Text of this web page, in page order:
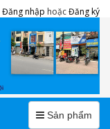
Đăng nhập hoặcĐăng ký
MenuSản phẩm